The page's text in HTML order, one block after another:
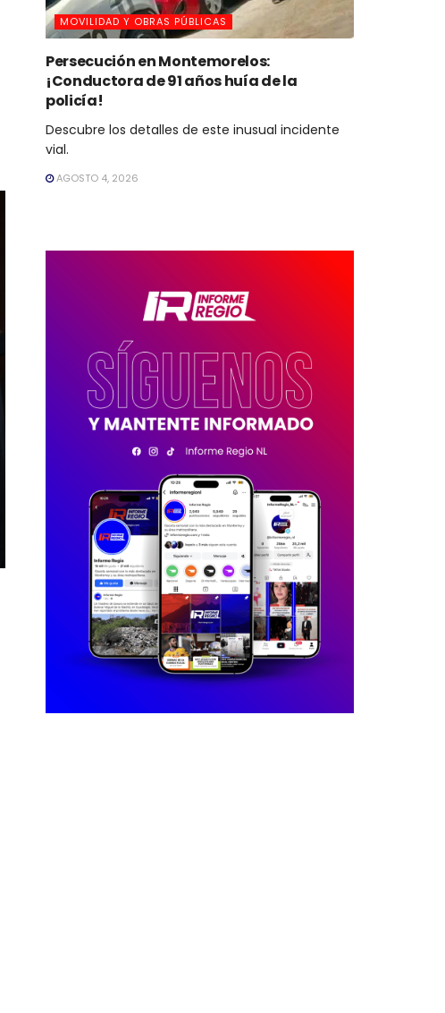
MOVILIDAD Y OBRAS PÚBLICAS
Persecución en Montemorelos:
¡Conductora de 91 años huía de la
policía!
Descubre los detalles de este inusual incidente
vial.
AGOSTO 4, 2026